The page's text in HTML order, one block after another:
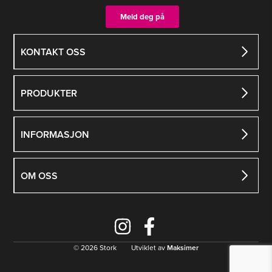
KONTAKT OSS
PRODUKTER
INFORMASJON
OM OSS
Meld deg på
© 2026 Stork Utviklet avMaksimer